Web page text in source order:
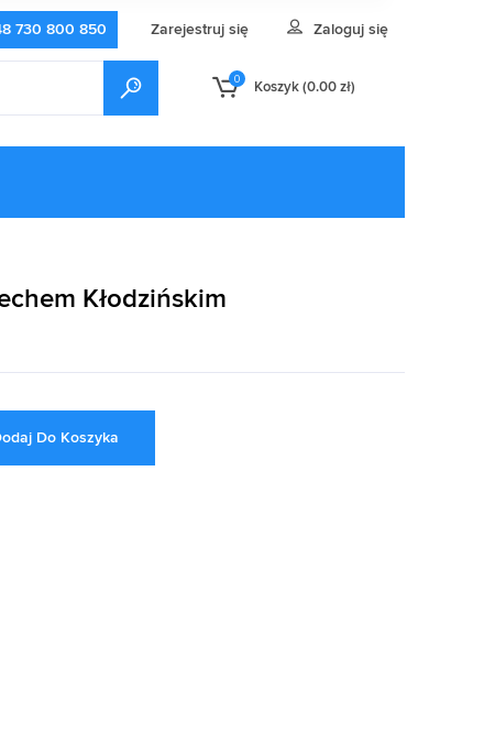
730 800 850 Zarejestruj się Zaloguj się
0
Koszyk (0.00 zł)
Kłodzińskim
Do Koszyka